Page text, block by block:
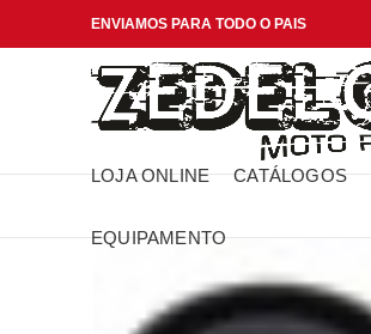
ENVIAMOS PARA TODO O PAIS
LOJA ONLINE CATÁLOGOS
EQUIPAMENTO